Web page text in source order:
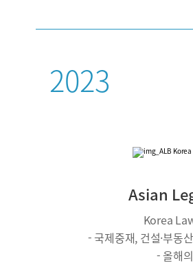
2023
Asian
Korea
- 국제중재, 건설·부동
- 올해